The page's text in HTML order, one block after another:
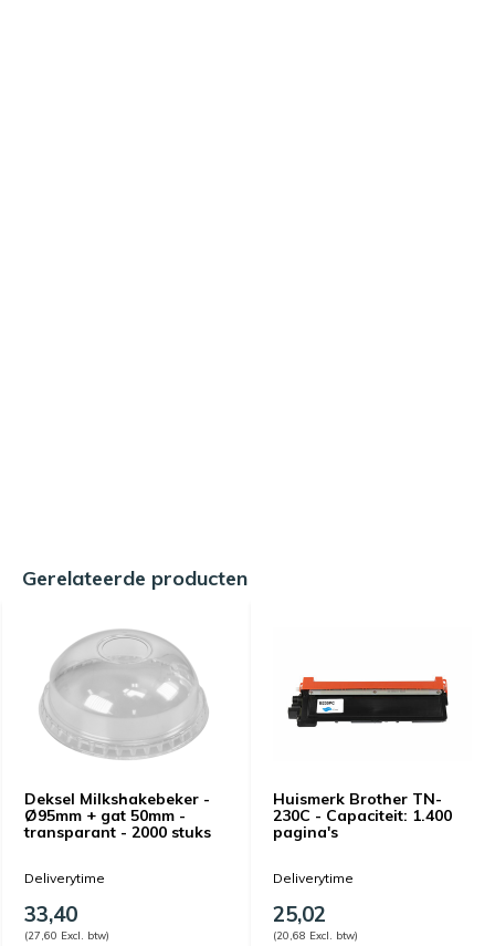
Gerelateerde producten
Deksel Milkshakebeker -
Ø95mm + gat 50mm -
transparant - 2000 stuks
Deliverytime
33,40
(27,60 Excl. btw)
Huismerk Brother TN-
230C - Capaciteit: 1.400
pagina's
Deliverytime
25,02
(20,68 Excl. btw)